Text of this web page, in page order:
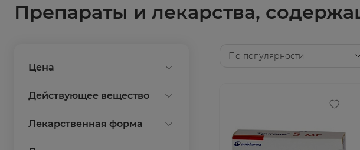
Препараты и лекарства,
Цена
Действующее вещество
Лекарственная форма
По популярности